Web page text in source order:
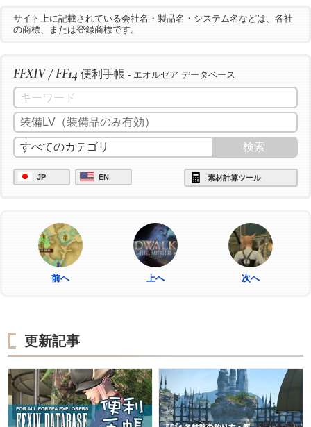
サイト上に記載されている会社名・製品名・システム名などは、各社
の商標、または登録商標です。
FFXIV / FF14 便利手帳 - エオルゼア データベース
JP EN 素材計算ツール
前へ 上へ 次へ
更新記事